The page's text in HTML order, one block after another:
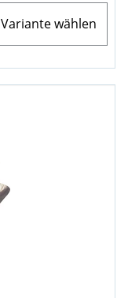
Variante wählen